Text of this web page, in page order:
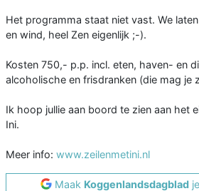
Het programma staat niet vast. We
en wind, heel Zen eigenlijk ;-).
Kosten 750,- p.p. incl. eten, haven- en
alcoholische en frisdranken (die mag je
Ik hoop jullie aan boord te zien aan het
Ini.
Meer info: www.zeilenmetini.nl
Maak Koggenlandsdagblad